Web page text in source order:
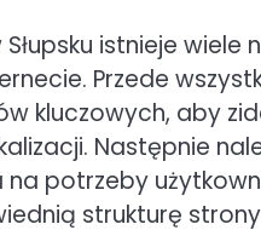
istnieje
Przede
kluczowych, aby
Następnie
potrzeby
strukturę strony